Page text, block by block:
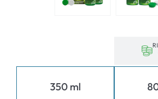
350 ml